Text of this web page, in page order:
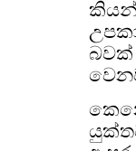
බවක්